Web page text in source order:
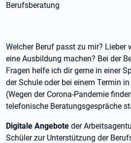
Berufsberatung
Welcher Beruf passt zu mir? Lieber
eine Ausbildung machen? Bei der
Fragen helfe ich dir gerne in einer
der Schule oder bei einem Termin
(Wegen der Corona-Pandemie
telefonische Beratungsgespräche
Digitale Angebote der
Schüler zur Unterstützung der